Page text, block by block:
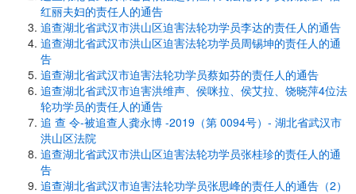
红丽夫妇的责任人的通告
追查湖北省武汉市洪山区迫害法轮功学员李达的责任人的通告
追查湖北省武汉市洪山区迫害法轮功学员周锡坤的责任人的通
告
追查湖北省武汉市迫害法轮功学员蔡如芬的责任人的通告
追查湖北省武汉市迫害洪维声、侯咪拉、侯艾拉、饶晓萍4位法
轮功学员的责任人的通告
追 查 令-被追查人龚永博 -2019（第 0094号）- 湖北省武汉市
洪山区法院
追查湖北省武汉市洪山区迫害法轮功学员张桂珍的责任人的通
告
追查湖北省武汉市迫害法轮功学员张思峰的责任人的通告（2）